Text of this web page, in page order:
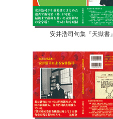
安井浩司句集『天獄書』